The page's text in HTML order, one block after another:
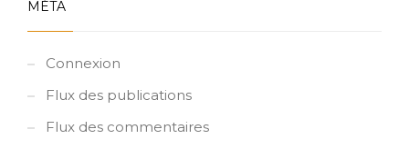
MÉTA
Connexion
Flux des publications
Flux des commentaires